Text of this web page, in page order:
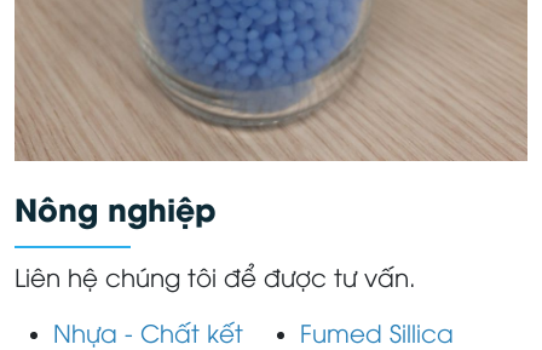
Nông nghiệp
Liên hệ chúng tôi để được tư vấn.
Nhựa - Chất kết
Fumed Sillica